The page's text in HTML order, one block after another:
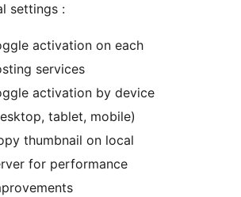
settings :
activation on each
services
activation by device
tablet, mobile)
thumbnail on local
for performance